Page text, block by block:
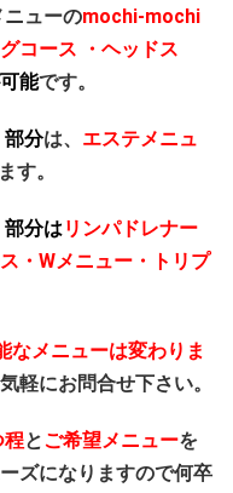
ューのmochi-mochi
コース ・ヘッドス
能です。
部分は、 エステメニュ
す。
部分はリンパドレナー
・Wメニュー・トリプ
なメニューは変わりま
軽にお問合せ下さい。
程とご希望メニューを
ズになりますので何卒